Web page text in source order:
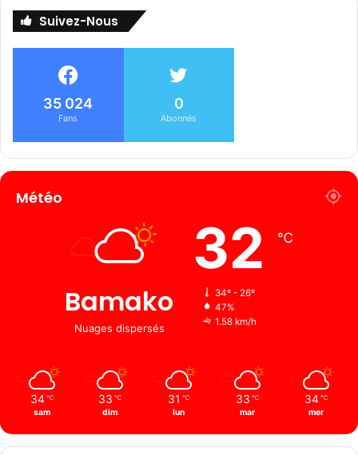
Suivez-Nous
35 024
Fans
0
Abonnés
Météo
Bamako
Nuages ​​dispersés
32 ℃
34º - 26º
47%
1.58 km/h
34 ℃
sam
33 ℃
dim
31 ℃
lun
33 ℃
mar
34 ℃
mer